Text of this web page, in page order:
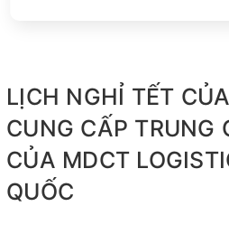
LỊCH NGHỈ TẾT
CUNG CẤP TRUNG
CỦA MDCT
QUỐC